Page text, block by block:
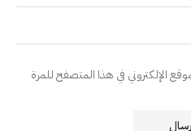
الإلكتروني في هذا المتصفح للمرة